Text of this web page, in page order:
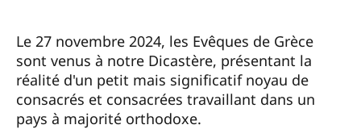
Le 27 novembre 2024, les Evêques de Grèce
sont venus à notre Dicastère, présentant la
réalité d'un petit mais significatif noyau de
consacrés et consacrées travaillant dans un
pays à majorité orthodoxe.